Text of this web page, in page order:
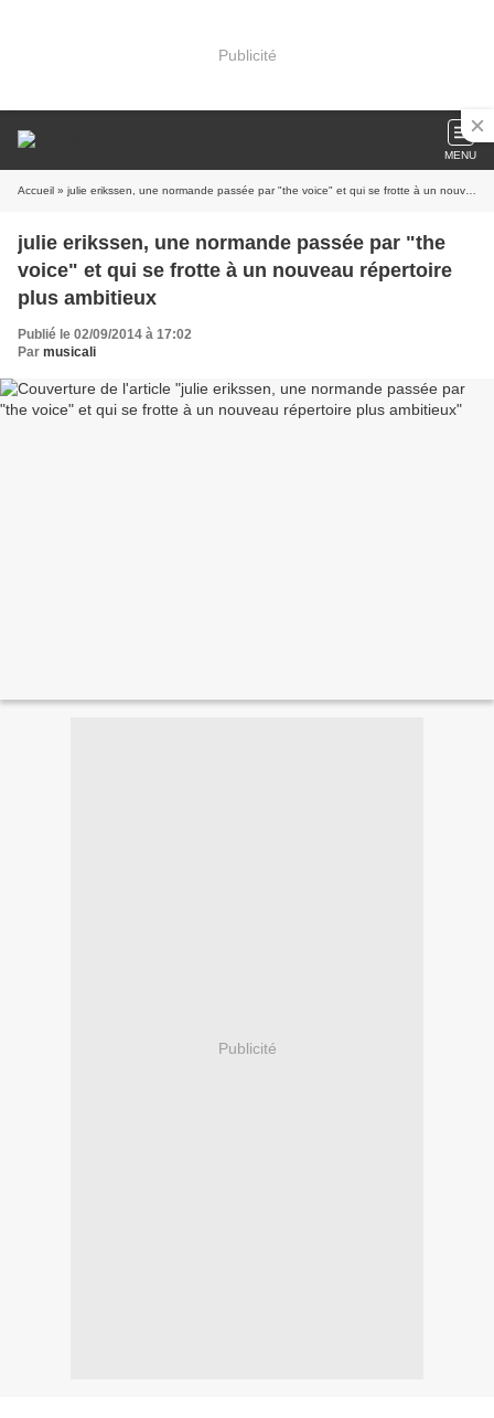
Publicité
MENU
Accueil » julie erikssen, une normande passée par "the voice" et qui se frotte à un nouveau répertoire plus ambitieux
julie erikssen, une normande passée par "the
voice" et qui se frotte à un nouveau répertoire
plus ambitieux
Publié le 02/09/2014 à 17:02
Par musicali
Publicité